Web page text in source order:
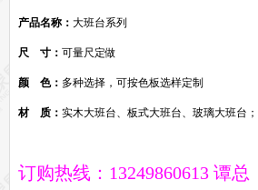
格创动态
行业动态
走进格创家具
联系北琛深圳办公家具厂
关于北琛品牌办公家具
产品名称： 大班台系列
尺 寸： 可量尺定做
颜 色： 多种选择，可按色板选样定制
材 质： 实木大班台、板式大班台、玻璃大班台；
订购热线：13249860613 谭总